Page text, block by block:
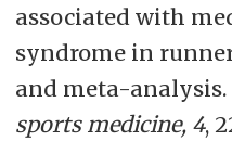
associated with
syndrome in
and meta-analysis.
sports medicine, 4,